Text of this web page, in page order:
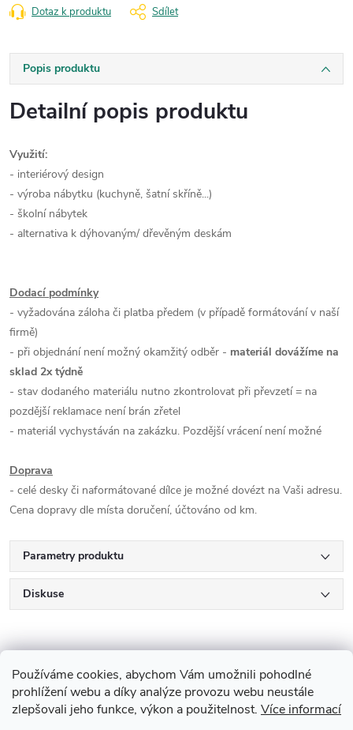
Používáme cookies, abychom Vám umožnili pohodlné
prohlížení webu a díky analýze provozu webu neustále
zlepšovali jeho funkce, výkon a použitelnost. Více informací
Dotaz k produktu Sdílet
Popis produktu
Detailní popis produktu
Využití:
- interiérový design
- výroba nábytku (kuchyně, šatní skříně...)
- školní nábytek
- alternativa k dýhovaným/ dřevěným deskám
Dodací podmínky
- vyžadována záloha či platba předem (v případě formátování v naší
firmě)
- při objednání není možný okamžitý odběr - materiál dovážíme na
sklad 2x týdně
- stav dodaného materiálu nutno zkontrolovat při převzetí = na
pozdější reklamace není brán zřetel
- materiál vychystáván na zakázku. Pozdější vrácení není možné
Doprava
- celé desky či naformátované dílce je možné dovézt na Vaši adresu.
Cena dopravy dle místa doručení, účtováno od km.
Parametry produktu
Diskuse